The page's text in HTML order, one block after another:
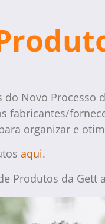
Novo Processo
fabricantes/
organizar e
aqui.
Produtos da